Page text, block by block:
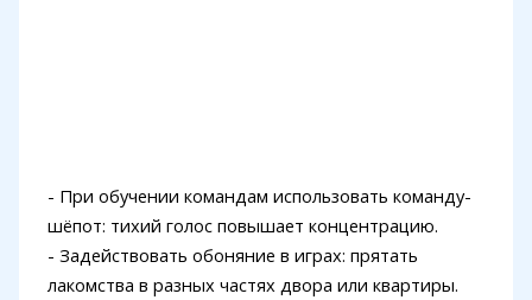
- При обучении командам использовать команду-
шёпот: тихий голос повышает концентрацию.
- Задействовать обоняние в играх: прятать
лакомства в разных частях двора или квартиры.